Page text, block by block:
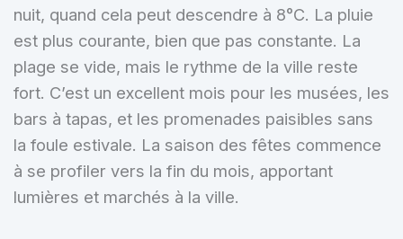
nuit, quand cela peut descendre à 8°C. La pluie
est plus courante, bien que pas constante. La
plage se vide, mais le rythme de la ville reste
fort. C’est un excellent mois pour les musées, les
bars à tapas, et les promenades paisibles sans
la foule estivale. La saison des fêtes commence
à se profiler vers la fin du mois, apportant
lumières et marchés à la ville.